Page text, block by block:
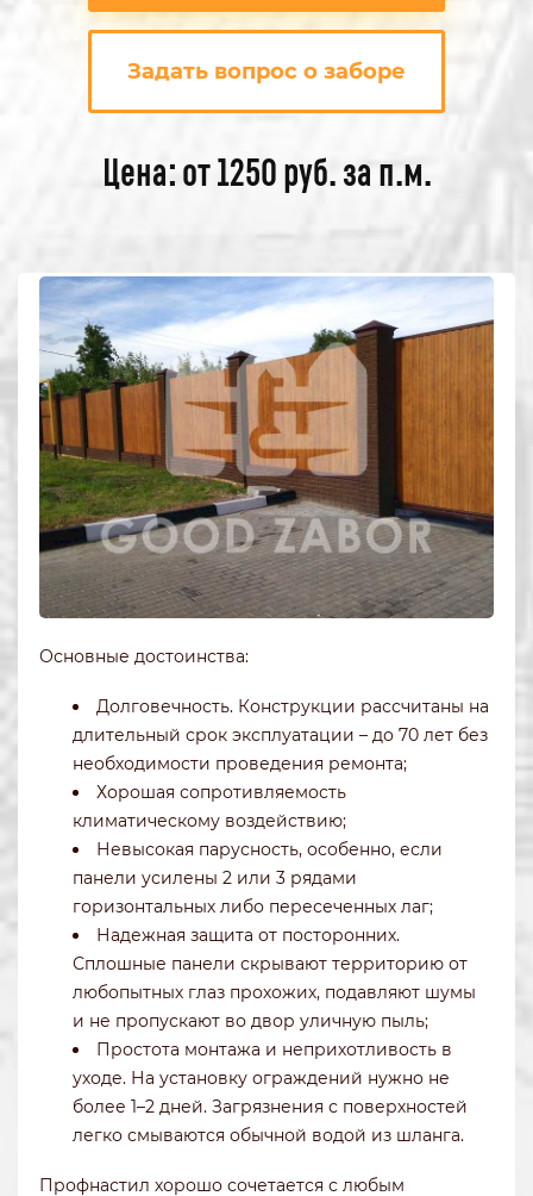
Задать вопрос о заборе
Цена: от 1250 руб. за п.м.
Основные достоинства:
Долговечность. Конструкции рассчитаны на
длительный срок эксплуатации – до 70 лет без
необходимости проведения ремонта;
Хорошая сопротивляемость
климатическому воздействию;
Невысокая парусность, особенно, если
панели усилены 2 или 3 рядами
горизонтальных либо пересеченных лаг;
Надежная защита от посторонних.
Сплошные панели скрывают территорию от
любопытных глаз прохожих, подавляют шумы
и не пропускают во двор уличную пыль;
Простота монтажа и неприхотливость в
уходе. На установку ограждений нужно не
более 1–2 дней. Загрязнения с поверхностей
легко смываются обычной водой из шланга.
Профнастил хорошо сочетается с любым